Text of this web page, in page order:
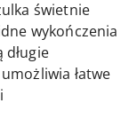
świetnie
wykończenia
łatwe